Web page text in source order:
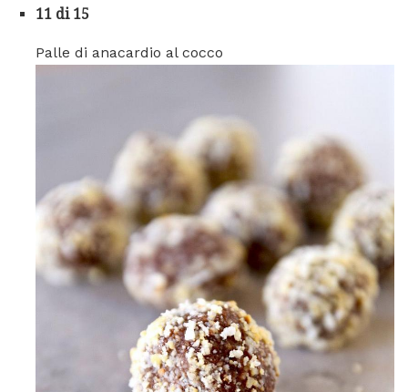
11 di 15
Palle di anacardio al cocco